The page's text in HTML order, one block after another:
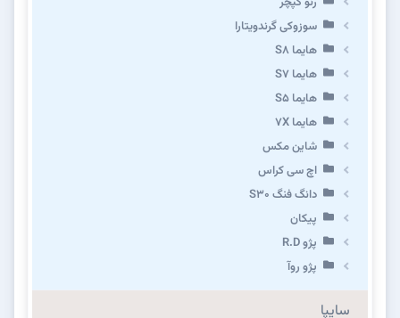
سوزوکی گرندویتارا
هایما S8
هایما S7
هایما S5
هایما 7X
شاین مکس
اچ سی کراس
دانگ فنگ S30
پیکان
پژو R.D
پژو روآ
سایپا